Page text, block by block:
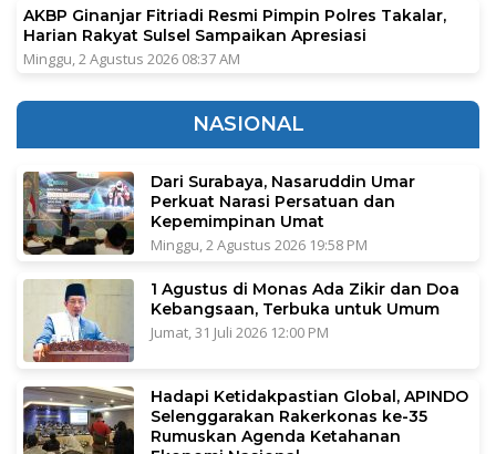
AKBP Ginanjar Fitriadi Resmi Pimpin Polres Takalar,
Harian Rakyat Sulsel Sampaikan Apresiasi
Minggu, 2 Agustus 2026 08:37 AM
NASIONAL
Dari Surabaya, Nasaruddin Umar
Perkuat Narasi Persatuan dan
Kepemimpinan Umat
Minggu, 2 Agustus 2026 19:58 PM
1 Agustus di Monas Ada Zikir dan Doa
Kebangsaan, Terbuka untuk Umum
Jumat, 31 Juli 2026 12:00 PM
Hadapi Ketidakpastian Global, APINDO
Selenggarakan Rakerkonas ke-35
Rumuskan Agenda Ketahanan